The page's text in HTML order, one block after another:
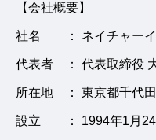
【会社概要】
社名 ： ネイチャーイ
代表者 ： 代表取締役
所在地 ： 東京都千代
設立 ： 1994年1月24